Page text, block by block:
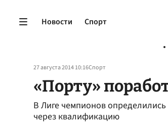
Новости Спорт
27 августа 2014 10:16Спорт
«Порту»
В Лиге чемпионов
через квалификацию